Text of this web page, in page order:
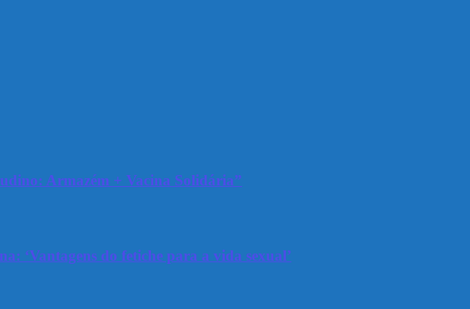
Armazém + Vacina Solidária”
‘Vantagens do fetiche para a vida sexual’